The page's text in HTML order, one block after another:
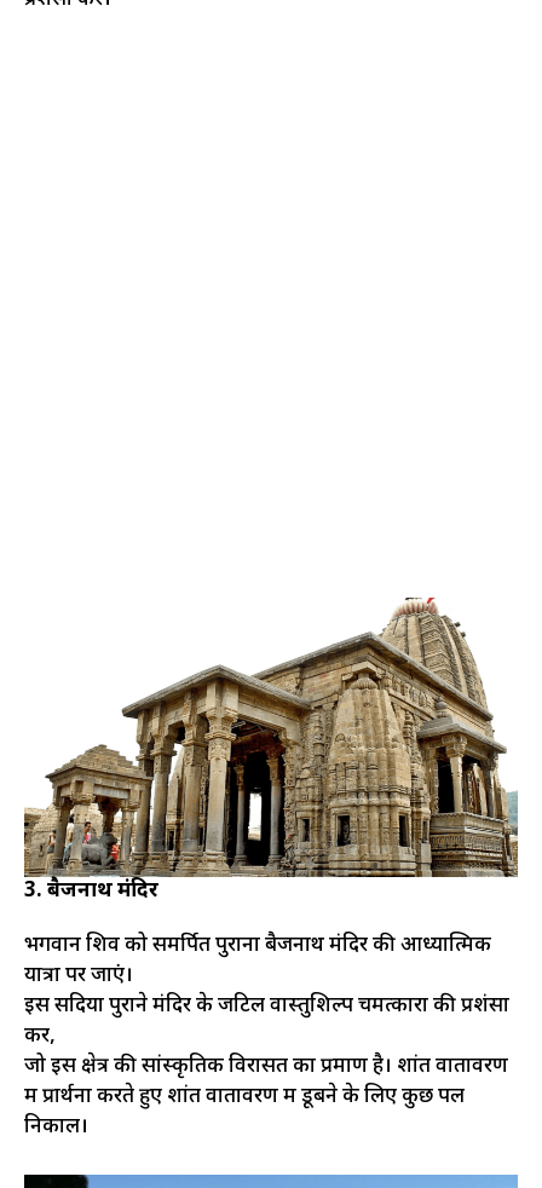
3. बैजनाथ मंदिर
भगवान शिव को समर्पित पुराना बैजनाथ मंदिर की आध्यात्मिक
यात्रा पर जाएं।
इस सदियों पुराने मंदिर के जटिल वास्तुशिल्प चमत्कारों की प्रशंसा
करें,
जो इस क्षेत्र की सांस्कृतिक विरासत का प्रमाण है। शांत वातावरण
में प्रार्थना करते हुए शांत वातावरण में डूबने के लिए कुछ पल
निकालें।